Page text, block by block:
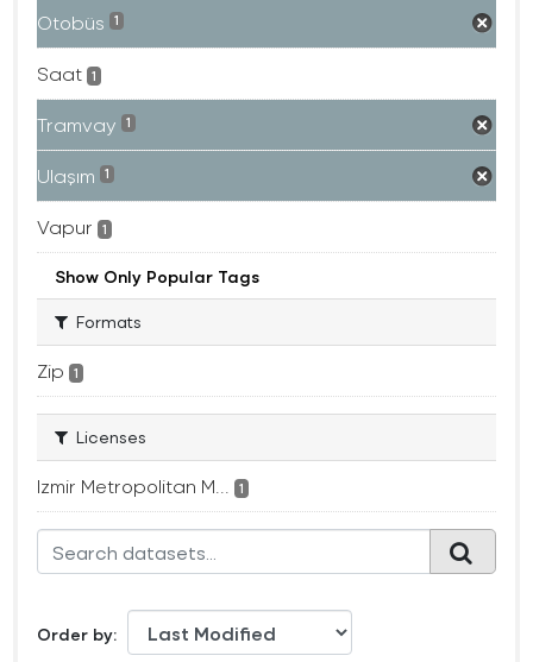
Otobüs 1
Saat 1
Tramvay 1
Ulaşım 1
Vapur 1
Show Only Popular Tags
Formats
Zip 1
Licenses
Izmir Metropolitan M... 1
Order by